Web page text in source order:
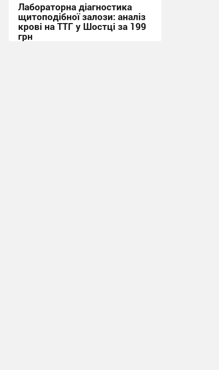
Лабораторна діагностика
щитоподібної залози: аналіз
крові на ТТГ у Шостці за 199
грн